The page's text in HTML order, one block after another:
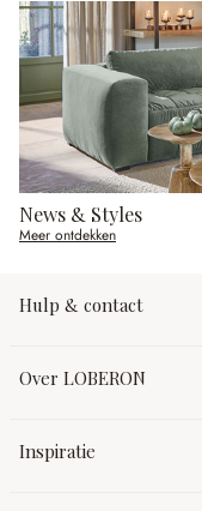
News & Styles
Meer ontdekken
Hulp & contact
Over LOBERON
Inspiratie